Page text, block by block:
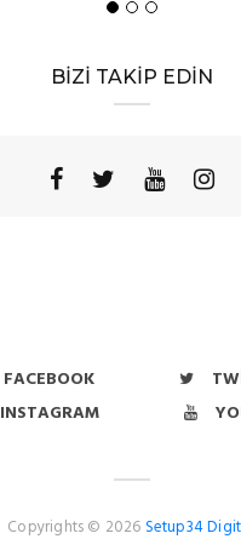
BİZİ TAKİP EDİN
FACEBOOK
INSTAGRAM
Copyrights © 2026 Setup34